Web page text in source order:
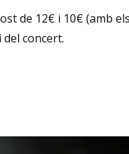
de 12€ i 10€ (amb
concert.